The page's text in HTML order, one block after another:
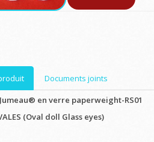
Documents joints
Jumeau® en verre paperweight-RS01
(Oval doll Glass eyes)